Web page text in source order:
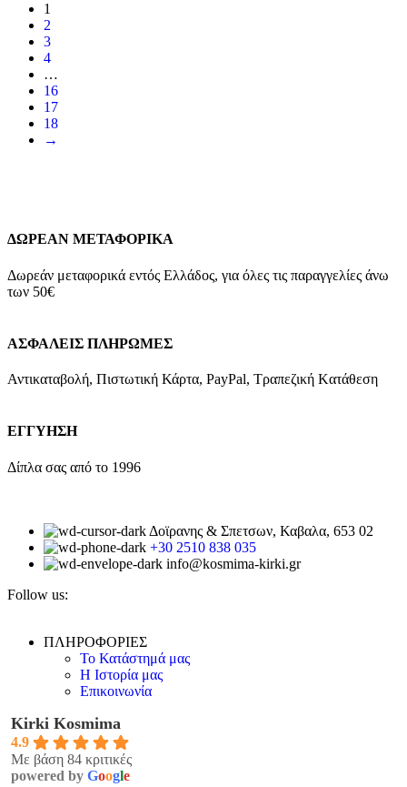
1
2
3
4
…
16
17
18
→
ΔΩΡΕΑΝ ΜΕΤΑΦΟΡΙΚΑ
Δωρεάν μεταφορικά εντός Ελλάδος, για όλες τις παραγγελίες άνω
των 50€
ΑΣΦΑΛΕΙΣ ΠΛΗΡΩΜΕΣ
Αντικαταβολή, Πιστωτική Κάρτα, PayPal, Τραπεζική Kατάθεση
ΕΓΓΥΗΣΗ
Δίπλα σας από το 1996
Δοϊρανης & Σπετσων, Καβαλα, 653 02
+30 2510 838 035
info@kosmima-kirki.gr
Follow us:
ΠΛΗΡΟΦΟΡΙΕΣ
Το Κατάστημά μας
Η Ιστορία μας
Επικοινωνία
Kirki Kosmima
4.9
Με βάση 84 κριτικές
powered by Google